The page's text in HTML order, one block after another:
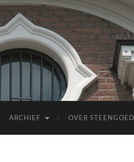
ARCHIEF OVER STEENGOED